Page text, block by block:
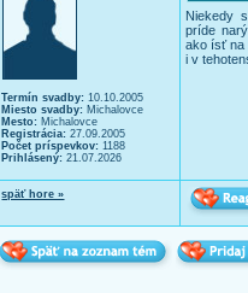
Termín svadby: 10.10.2005
Miesto svadby: Michalovce
Mesto: Michalovce
Registrácia: 27.09.2005
Počet príspevkov: 1188
Prihlásený: 21.07.2026
Niekedy
príde
ako ísť na
i v
späť hore »